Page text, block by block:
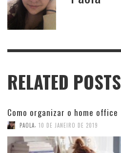
RELATED POSTS
Como organizar o home office
PAOLA 10 DE JANEIRO DE 2019